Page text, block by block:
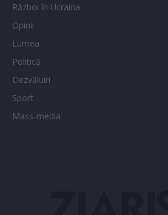
Război în Ucraina
Opinii
Lumea
Politică
Dezvăluiri
Sport
Mass-media